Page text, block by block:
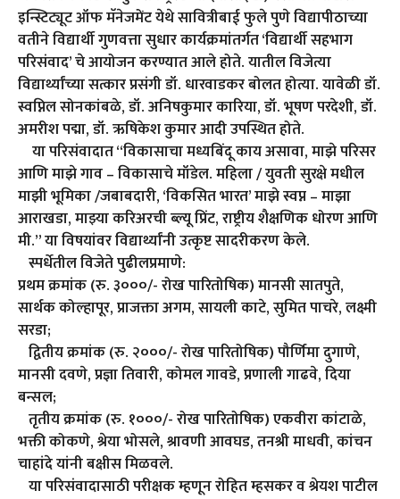
इन्स्टिट्यूट ऑफ मॅनेजमेंट येथे सावित्रीबाई फुले पुणे विद्यापीठाच्या
वतीने विद्यार्थी गुणवत्ता सुधार कार्यक्रमांतर्गत ‘विद्यार्थी सहभाग
परिसंवाद’ चे आयोजन करण्यात आले होते. यातील विजेत्या
विद्यार्थ्यांच्या सत्कार प्रसंगी डॉ. धारवाडकर बोलत होत्या. यावेळी डॉ.
स्वप्निल सोनकांबळे, डॉ. अनिषकुमार कारिया, डॉ. भूषण परदेशी, डॉ.
अमरीश पद्मा, डॉ. ऋषिकेश कुमार आदी उपस्थित होते.
या परिसंवादात “विकासाचा मध्यबिंदू काय असावा, माझे परिसर
आणि माझे गाव – विकासाचे मॉडेल. महिला / युवती सुरक्षे मधील
माझी भूमिका /जबाबदारी, ‘विकसित भारत’ माझे स्वप्न – माझा
आराखडा, माझ्या करिअरची ब्ल्यू प्रिंट, राष्ट्रीय शैक्षणिक धोरण आणि
मी.” या विषयांवर विद्यार्थ्यांनी उत्कृष्ट सादरीकरण केले.
स्पर्धेतील विजेते पुढीलप्रमाणे:
प्रथम क्रमांक (रु. ३०००/- रोख पारितोषिक) मानसी सातपुते,
सार्थक कोल्हापूर, प्राजक्ता अगम, सायली काटे, सुमित पाचरे, लक्ष्मी
सरडा;
द्वितीय क्रमांक (रु. २०००/- रोख पारितोषिक) पौर्णिमा दुगाणे,
मानसी दवणे, प्रज्ञा तिवारी, कोमल गावडे, प्रणाली गाढवे, दिया
बन्सल;
तृतीय क्रमांक (रु. १०००/- रोख पारितोषिक) एकवीरा कांटाळे,
भक्ती कोकणे, श्रेया भोसले, श्रावणी आवघड, तनश्री माधवी, कांचन
चाहांदे यांनी बक्षीस मिळवले.
या परिसंवादासाठी परीक्षक म्हणून रोहित म्हसकर व श्रेयश पाटील